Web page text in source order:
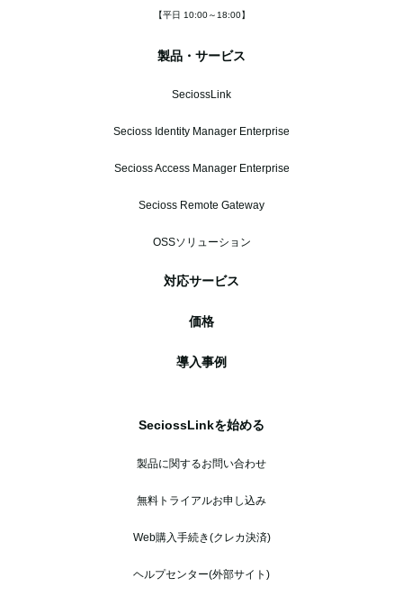
【平日 10:00～18:00】
製品・サービス
SeciossLink
Secioss Identity Manager Enterprise
Secioss Access Manager Enterprise
Secioss Remote Gateway
OSSソリューション
対応サービス
価格
導入事例
SeciossLinkを始める
製品に関するお問い合わせ
無料トライアルお申し込み
Web購入手続き(クレカ決済)
ヘルプセンター(外部サイト)